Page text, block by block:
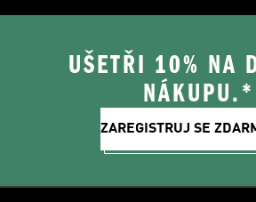
UŠETŘI 10% NA
NÁKUPU.*
ZAREGISTRUJ SE